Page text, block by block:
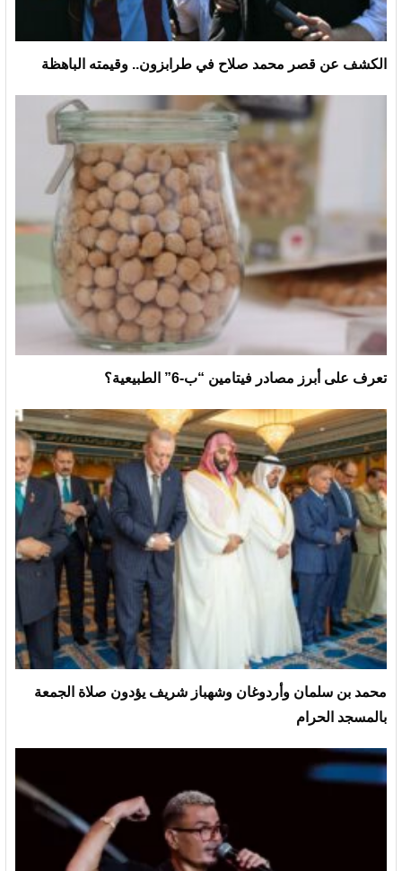
الكشف عن قصر محمد صلاح في طرابزون.. وقيمته الباهظة
تعرف على أبرز مصادر فيتامين “ب-6” الطبيعية؟
محمد بن سلمان وأردوغان وشهباز شريف يؤدون صلاة الجمعة
بالمسجد الحرام